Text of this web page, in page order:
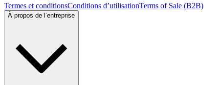
Termes et conditionsConditions d’utilisationTerms of Sale (B2B)
À propos de l’entreprise